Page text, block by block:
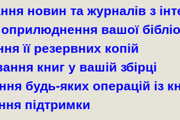
новин та журналів з
вашої
її резервних копій
книг у вашій збірці
будь-яких операцій із
підтримки